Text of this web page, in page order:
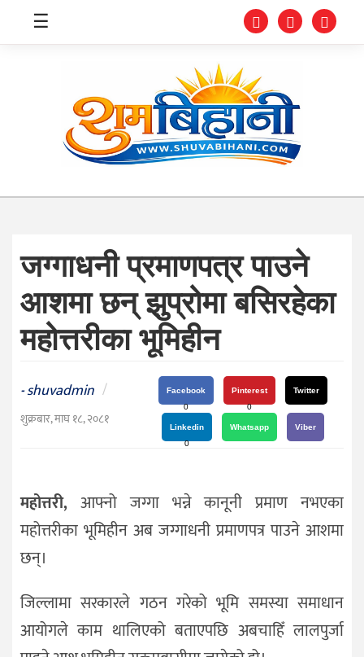
स्वास्थ्य
संघीय
प्रविधि
जीवनशैली
दर्शन
/
संस्कृति
राजनीति
☰
जग्गाधनी प्रमाणपत्र पाउने
आशमा छन् झुप्रोमा बसिरहेका
महोत्तरीका भूमिहीन
-shuvadmin /
शुक्रबार, माघ १८, २०८१
Facebook
0
Pinterest
0
Twitter
Linkedin
0
Whatsapp Viber
महोत्तरी, आफ्नो जग्गा भन्ने कानूनी प्रमाण नभएका
महोत्तरीका भूमिहीन अब जग्गाधनी प्रमाणपत्र पाउने आशमा
छन्।
जिल्लामा सरकारले गठन गरेको भूमि समस्या समाधान
आयोगले काम थालिएको बताएपछि अबचाहिँ लालपुर्जा